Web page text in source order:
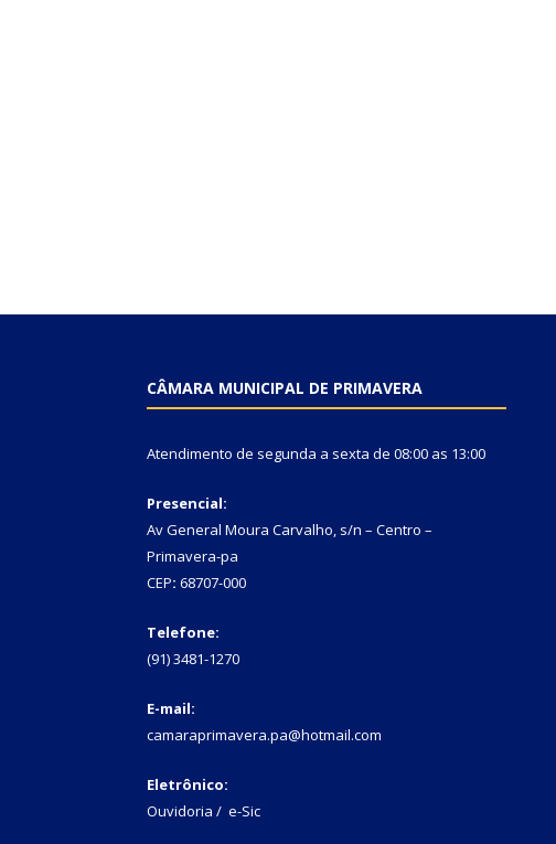
CÂMARA MUNICIPAL DE PRIMAVERA
Atendimento de segunda a sexta de 08:00 as 13:00
Presencial:
Av General Moura Carvalho, s/n – Centro –
Primavera-pa
CEP: 68707-000
Telefone:
(91) 3481-1270
E-mail:
camaraprimavera.pa@hotmail.com
Eletrônico:
Ouvidoria / e-Sic